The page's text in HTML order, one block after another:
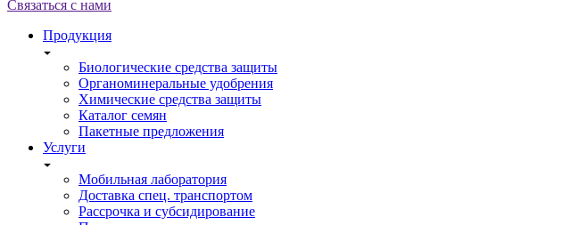
Связаться с нами
Продукция
Биологические средства защиты
Органоминеральные удобрения
Химические средства защиты
Каталог семян
Пакетные предложения
Услуги
Мобильная лаборатория
Доставка спец. транспортом
Рассрочка и субсидирование